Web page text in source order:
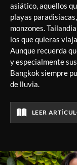
asiático, aquellos
playas
monzones.
los que quieras
Aunque recuerda
y especialmente
Bangkok siempre
de lluvia.
LEER